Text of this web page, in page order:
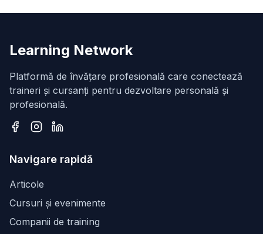
Learning Network
Platformă de învățare profesională care conectează
traineri și cursanți pentru dezvoltare personală și
profesională.
Navigare rapidă
Articole
Cursuri și evenimente
Companii de training